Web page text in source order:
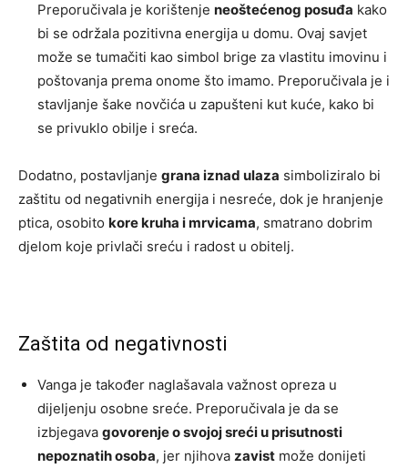
Preporučivala je korištenje neoštećenog posuđa kako
bi se održala pozitivna energija u domu. Ovaj savjet
može se tumačiti kao simbol brige za vlastitu imovinu i
poštovanja prema onome što imamo. Preporučivala je i
stavljanje šake novčića u zapušteni kut kuće, kako bi
se privuklo obilje i sreća.
Dodatno, postavljanje grana iznad ulaza simboliziralo bi
zaštitu od negativnih energija i nesreće, dok je hranjenje
ptica, osobito kore kruha i mrvicama, smatrano dobrim
djelom koje privlači sreću i radost u obitelj.
Zaštita od negativnosti
Vanga je također naglašavala važnost opreza u
dijeljenju osobne sreće. Preporučivala je da se
izbjegava govorenje o svojoj sreći u prisutnosti
nepoznatih osoba, jer njihova zavist može donijeti